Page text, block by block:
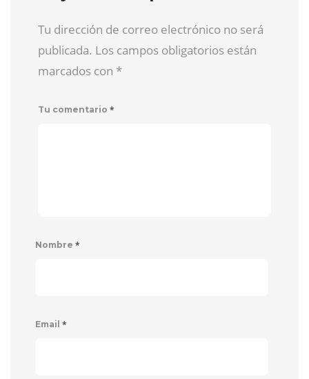
Tu dirección de correo electrónico no será
publicada. Los campos obligatorios están
marcados con *
Tu comentario *
Nombre *
Email *